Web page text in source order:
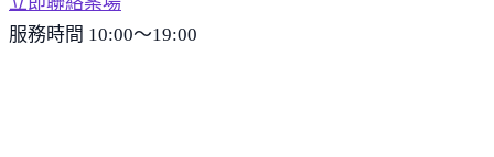
服務時間 10:00～19:00